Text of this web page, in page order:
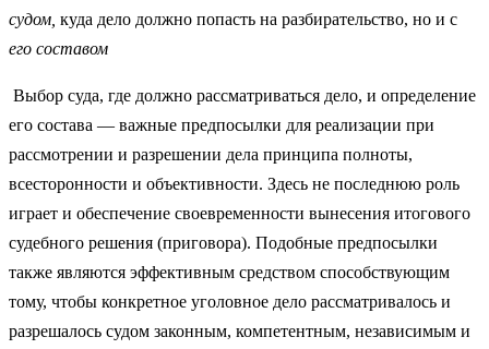
судом, куда дело должно по­пасть на разбирательство, но и с
его составом
Выбор суда, где должно рассматриваться дело, и определение
его состава — важные предпосылки для реализации при
рассмотрении и разрешении дела принципа полноты,
всесторонности и объективности. Здесь не последнюю роль
играет и обес­печение своевременности вынесения итогового
судебного решения (приговора). Подобные предпосылки
также являются эффективным средством способствующим
тому, чтобы конкретное уголовное дело рассматри­валось и
разрешалось судом законным, компетентным, независимым и